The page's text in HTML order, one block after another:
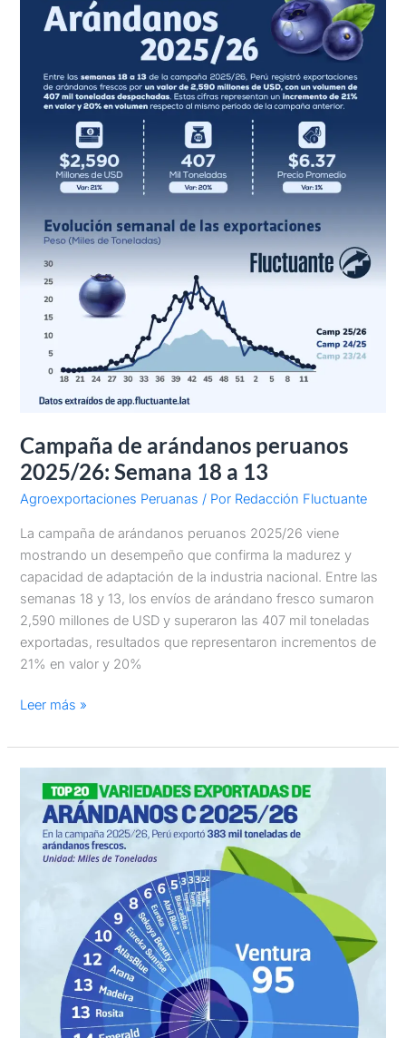
Campaña de arándanos peruanos
2025/26: Semana 18 a 13
Agroexportaciones Peruanas / Por Redacción Fluctuante
La campaña de arándanos peruanos 2025/26 viene
mostrando un desempeño que confirma la madurez y
capacidad de adaptación de la industria nacional. Entre las
semanas 18 y 13, los envíos de arándano fresco sumaron
2,590 millones de USD y superaron las 407 mil toneladas
exportadas, resultados que representaron incrementos de
21% en valor y 20%
arándanos
peruanos
Semana
Leer más »
variedades
arándanos
campaña
2025/26